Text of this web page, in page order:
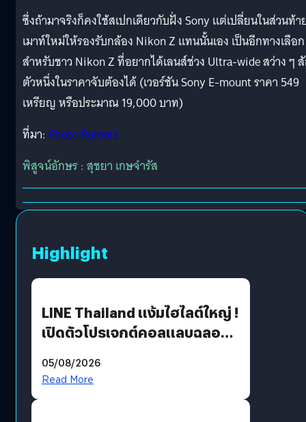
ซึ่งถ้ามาจริงก็คงใช้สเปกเดียวกับฝั่ง Sony แต่เปลี่ยนในส่วนท้า
เมาท์ใหม่ให้รองรับกล้อง Nikon Z แทนนั้นเอง เป็นอีกทางเลือก
สำหรับชาว Nikon Z ที่อยากได้เลนส์ช่วง Ultra-wide สว่าง ๆ
ตัวหนึ่งในราคาจับต้องได้ (เวอร์ชัน Sony E-mount ราคา 549
เหรียญ หรือประมาณ 19,000 บาท)
ที่มา: Photo Rumors
พิสูจน์อักษร : สุชยา เกษจำรัส
Highlight
LINE Thailand แง้มไฮไลต์ใหญ่ !
เปิดตัวโปรเจกต์คอลแลบฉลอง
Moon x LINE FRIENDS
05/08/2026
Read More